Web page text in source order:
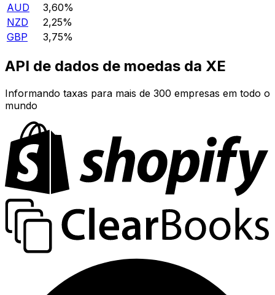
AUD
3,60%
NZD
2,25%
GBP
3,75%
API de dados de moedas da XE
Informando taxas para mais de 300 empresas em todo o
mundo